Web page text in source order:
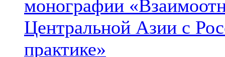
монографии
Центральной Азии с
практике»